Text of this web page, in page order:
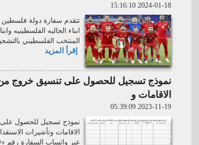
2024-01-18 15:16:10
تتقدم سفارة دولة فلسطين
ابناء الجاليه الفلسطينيه
المنتخب الفلسطيني
إقرأ المزيد
نموذج تسجيل للحصول على تنسيق خروج من
الاقامات و
2023-11-19 05:39:09
نموذج تسجيل للحصول على
عبر واتساب السفارة رقم +97444692929